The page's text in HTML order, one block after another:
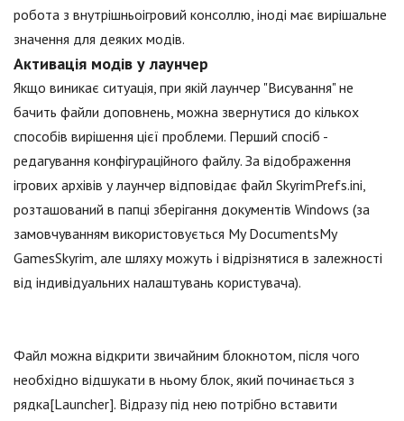
робота з внутрішньоігровий консоллю, іноді має вирішальне
значення для деяких модів.
Активація модів у лаунчер
Якщо виникає ситуація, при якій лаунчер "Висування" не
бачить файли доповнень, можна звернутися до кількох
способів вирішення цієї проблеми. Перший спосіб -
редагування конфігураційного файлу. За відображення
ігрових архівів у лаунчер відповідає файл SkyrimPrefs.ini,
розташований в папці зберігання документів Windows (за
замовчуванням використовується My DocumentsMy
GamesSkyrim, але шляху можуть і відрізнятися в залежності
від індивідуальних налаштувань користувача).
Файл можна відкрити звичайним блокнотом, після чого
необхідно відшукати в ньому блок, який починається з
рядка[Launcher]. Відразу під нею потрібно вставити